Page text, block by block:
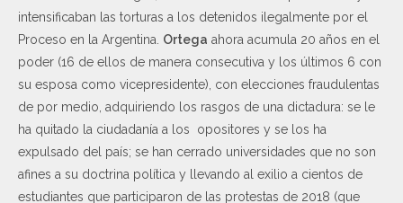
intensificaban las torturas a los detenidos ilegalmente por el
Proceso en la Argentina. Ortega ahora acumula 20 años en el
poder (16 de ellos de manera consecutiva y los últimos 6 con
su esposa como vicepresidente), con elecciones fraudulentas
de por medio, adquiriendo los rasgos de una dictadura: se le
ha quitado la ciudadanía a los opositores y se los ha
expulsado del país; se han cerrado universidades que no son
afines a su doctrina política y llevando al exilio a cientos de
estudiantes que participaron de las protestas de 2018 (que